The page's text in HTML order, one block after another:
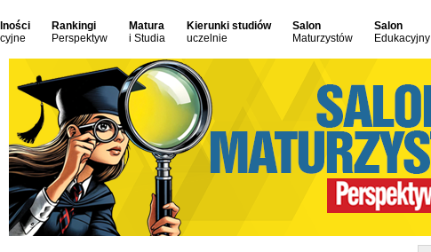
Rankingi
Perspektyw
Matura
i Studia
Kierunki studiów
uczelnie
Salon
Maturzystów
Salon
Edukacyjny